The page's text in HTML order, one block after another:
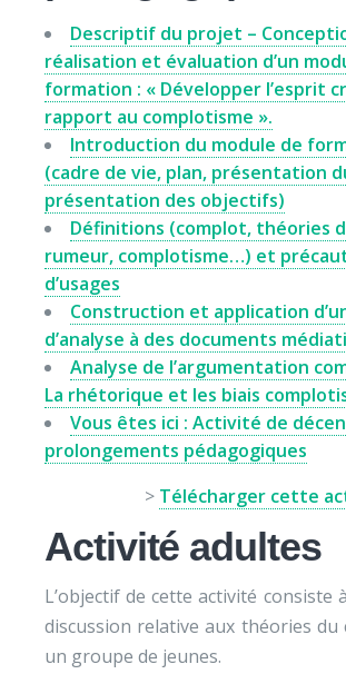
Descriptif du projet –
réalisation et évaluation d’un
formation : « Développer l’esprit
rapport au complotisme ».
Introduction du module de
(cadre de vie, plan, présentation
présentation des objectifs)
Définitions (complot, théories
rumeur, complotisme…) et
d’usages
Construction et application
d’analyse à des documents
Analyse de l’argumentation
La rhétorique et les biais
Vous êtes ici : Activité de
prolongements pédagogiques
> Télécharger cette
Activité adultes
L’objectif de cette activité consiste
discussion relative aux théories du
un groupe de jeunes.